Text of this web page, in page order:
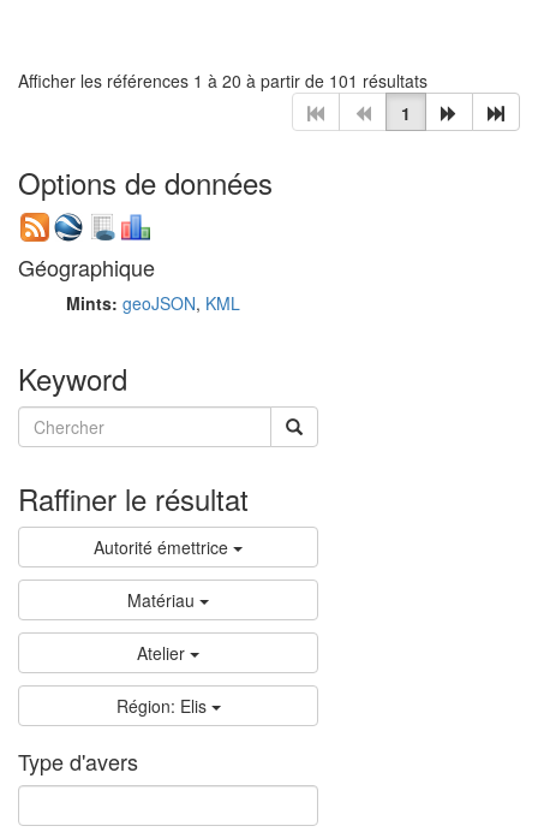
Afficher les références 1 à 20 à partir de 101 résultats
1
Options de données
Géographique
Mints: geoJSON, KML
Keyword
Raffiner le résultat
Autorité émettrice
Matériau
Atelier
Région: Elis
Type d'avers